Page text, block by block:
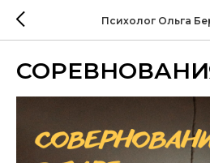
Психолог Ольга